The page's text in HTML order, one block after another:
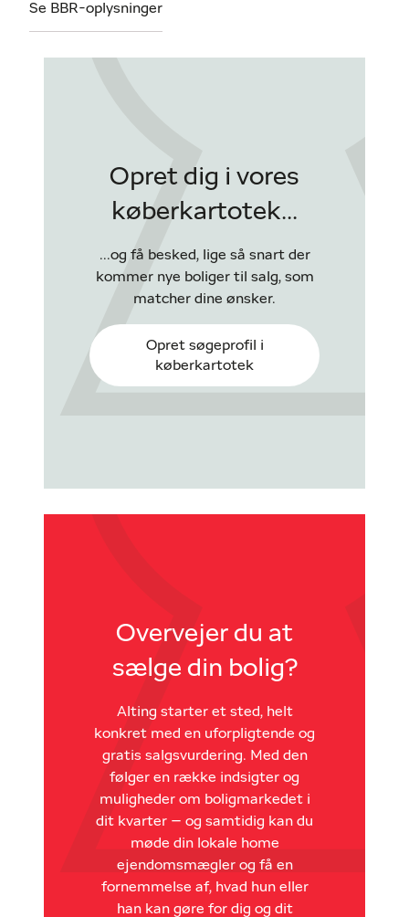
Se BBR-oplysninger
Opret dig i vores
køberkartotek...
...og få besked, lige så snart der
kommer nye boliger til salg, som
matcher dine ønsker.
Opret søgeprofil i
køberkartotek
Overvejer du at
sælge din bolig?
Alting starter et sted, helt
konkret med en uforpligtende og
gratis salgsvurdering. Med den
følger en række indsigter og
muligheder om boligmarkedet i
dit kvarter – og samtidig kan du
møde din lokale home
ejendomsmægler og få en
fornemmelse af, hvad hun eller
han kan gøre for dig og dit